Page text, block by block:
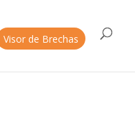
Visor de Brechas